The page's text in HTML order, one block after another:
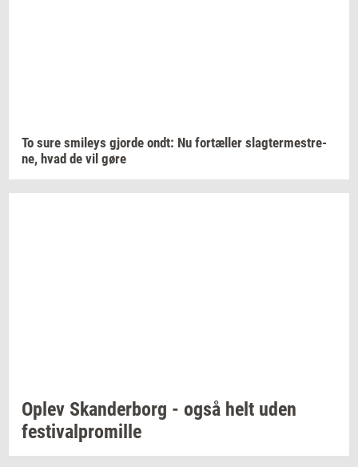
To sure smileys gjor­de ondt: Nu for­tæl­ler slag­ter­me­stre­
ne, hvad de vil gøre
Oplev Skan­der­borg - også helt uden
festi­val­pro­mil­le